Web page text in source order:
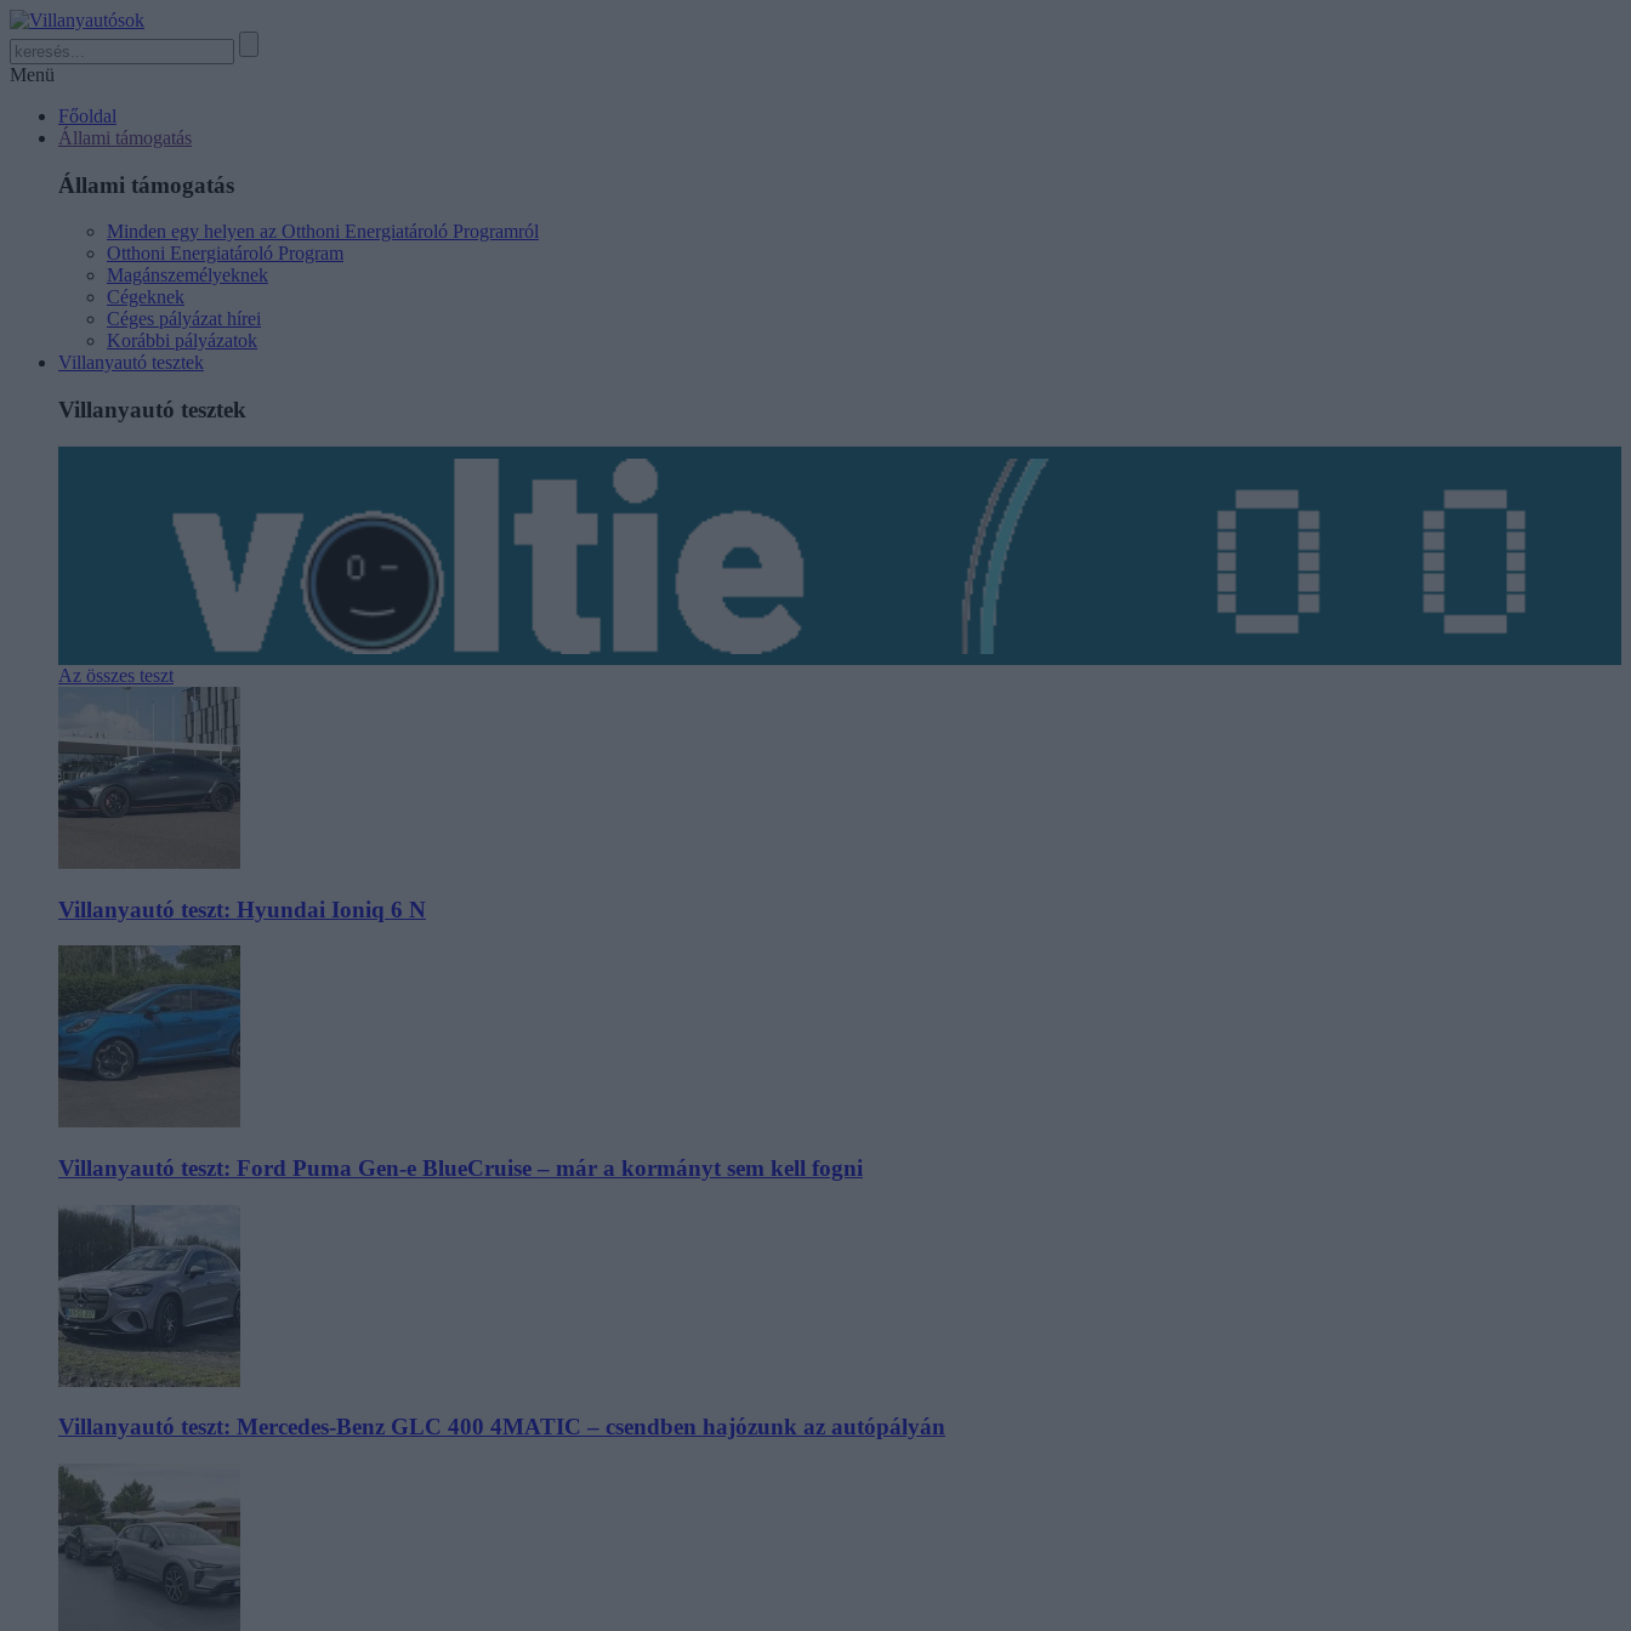
Menü
Főoldal
Állami támogatás
Állami támogatás
Minden egy helyen az Otthoni Energiatároló Programról
Otthoni Energiatároló Program
Magánszemélyeknek
Cégeknek
Céges pályázat hírei
Korábbi pályázatok
Villanyautó tesztek
Villanyautó tesztek
Az összes teszt
Villanyautó teszt: Hyundai Ioniq 6 N
Villanyautó teszt: Ford Puma Gen-e BlueCruise – már a kormányt sem kell fogni
Villanyautó teszt: Mercedes-Benz GLC 400 4MATIC – csendben hajózunk az autópályán